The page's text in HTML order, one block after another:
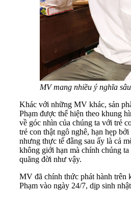
MV mang nhiều ý nghĩa
Khác với những MV khác, sản
Phạm được thể hiện theo khung
về góc nhìn của chúng ta với trẻ
trẻ con thật ngô nghê, hạn hẹp
nhưng thực tế đằng sau ấy là cả
không giới hạn mà chính chúng
quãng đời như vậy.
MV đã chính thức phát hành trên
Phạm vào ngày 24/7, dịp sinh